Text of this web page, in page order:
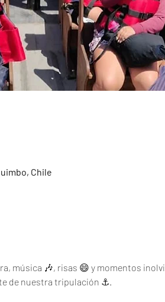
Chile
música 🎶, risas 😄 y momentos
de nuestra tripulación ⚓.